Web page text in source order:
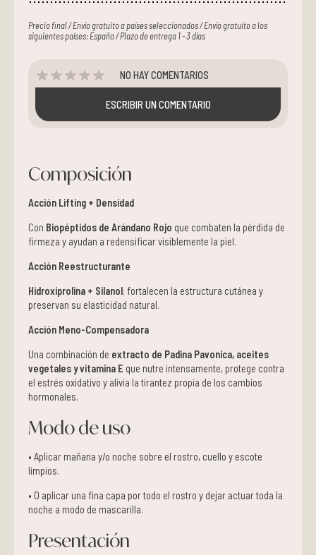
Precio final / Envío gratuito a países seleccionados / Envío gratuito a los
siguientes países: España / Plazo de entrega 1 - 3 días
NO HAY COMENTARIOS
ESCRIBIR UN COMENTARIO
Composición
Acción Lifting + Densidad
Con Biopéptidos de Arándano Rojo que combaten la pérdida de
firmeza y ayudan a redensificar visiblemente la piel.
Acción Reestructurante
Hidroxiprolina + Silanol: fortalecen la estructura cutánea y
preservan su elasticidad natural.
Acción Meno-Compensadora
Una combinación de extracto de Padina Pavonica, aceites
vegetales y vitamina E que nutre intensamente, protege contra
el estrés oxidativo y alivia la tirantez propia de los cambios
hormonales.
Modo de uso
• Aplicar mañana y/o noche sobre el rostro, cuello y escote
limpios.
• O aplicar una fina capa por todo el rostro y dejar actuar toda la
noche a modo de mascarilla.
Presentación